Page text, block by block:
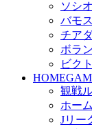
奈良
「鹿
観戦
2026/
サポ
GOODS
オフ
オン
ソシ
バモス
チア
ボラ
ビク
観戦
ホー
Jリー